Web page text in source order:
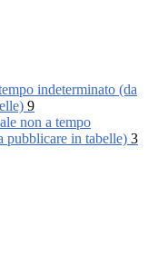
indeterminato (da
9
non a tempo
pubblicare in tabelle) 3